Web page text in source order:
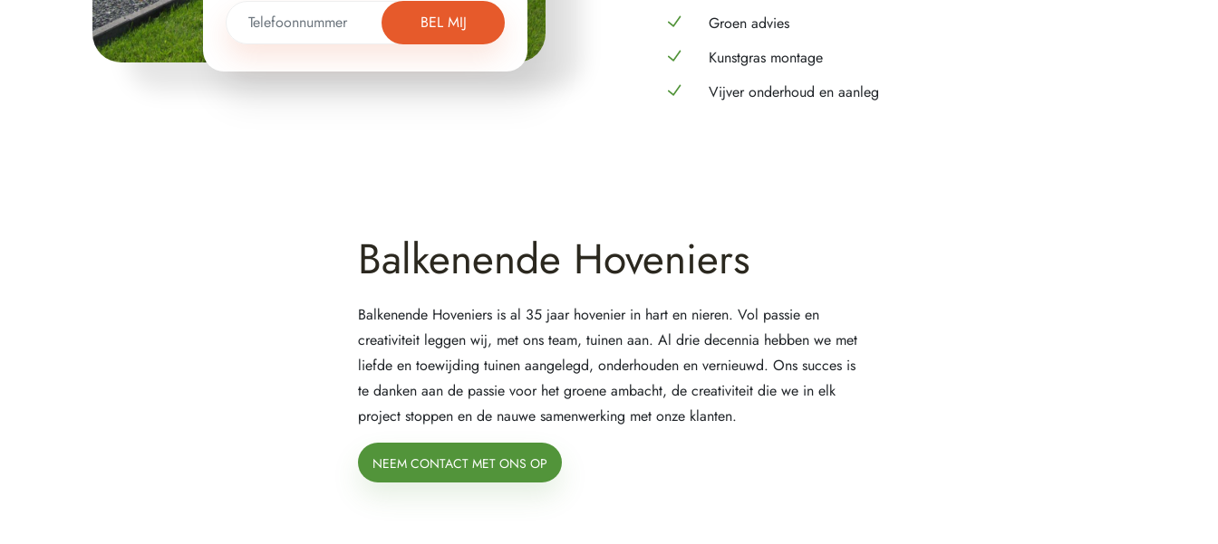
BEL MIJ
Groen advies
Kunstgras montage
Vijver onderhoud en aanleg
Balkenende Hoveniers
Balkenende Hoveniers is al 35 jaar hovenier in hart en nieren. Vol passie en
creativiteit leggen wij, met ons team, tuinen aan. Al drie decennia hebben we met
liefde en toewijding tuinen aangelegd, onderhouden en vernieuwd. Ons succes is
te danken aan de passie voor het groene ambacht, de creativiteit die we in elk
project stoppen en de nauwe samenwerking met onze klanten.
NEEM CONTACT MET ONS OP